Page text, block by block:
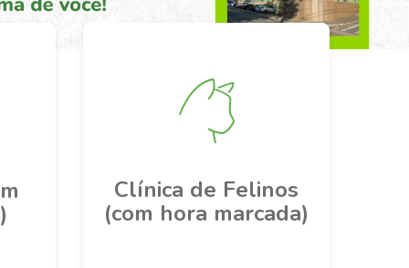
Clínica de Felinos
(com hora marcada)